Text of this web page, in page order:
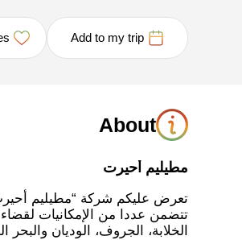
Add to my trip
About
مطيليم أحيرت
تعرض عليكم شركة “مطيليم
تتضمن عددا من الإمكانيات
الخلابة، الجروف، الوديان والبحر